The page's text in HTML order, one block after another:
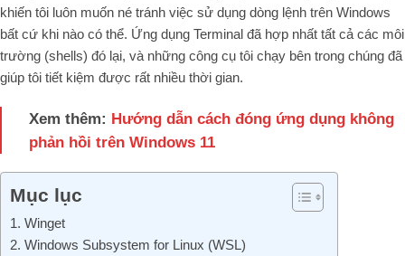
khiến tôi luôn muốn né tránh việc sử dụng dòng lệnh trên Windows
bất cứ khi nào có thể. Ứng dụng Terminal đã hợp nhất tất cả các môi
trường (shells) đó lại, và những công cụ tôi chạy bên trong chúng đã
giúp tôi tiết kiệm được rất nhiều thời gian.
Xem thêm: Hướng dẫn cách đóng ứng dụng không
phản hồi trên Windows 11
Mục lục
1. Winget
2. Windows Subsystem for Linux (WSL)